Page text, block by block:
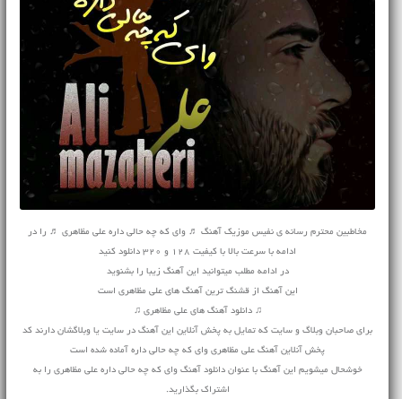
مخاطبین محترم رسانه ی نفیس موزیک آهنگ ♬ واى که چه حالى داره على مظاهرى ♬ را در
ادامه با سرعت بالا با کیفیت 128 و 320 دانلود کنید
در ادامه مطلب میتوانید این آهنگ زیبا را بشنوید
این آهنگ از قشنگ ترین آهنگ های على مظاهرى است
♫ دانلود آهنگ های على مظاهرى ♫
برای صاحبان وبلاگ و سایت که تمایل به پخش آنلاین این آهنگ در سایت یا وبلاگشان دارند کد
پخش آنلاین آهنگ على مظاهرى واى که چه حالى داره آماده شده است
خوشحال میشویم این آهنگ با عنوان دانلود آهنگ واى که چه حالى داره على مظاهرى را به
اشتراک بگذارید.